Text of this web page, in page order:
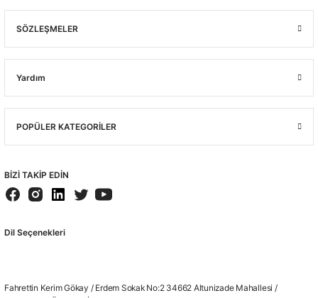
SÖZLEŞMELER
Yardım
POPÜLER KATEGORİLER
BİZİ TAKİP EDİN
Dil Seçenekleri
Fahrettin Kerim Gökay / Erdem Sokak No:2 34662 Altunizade Mahallesi /